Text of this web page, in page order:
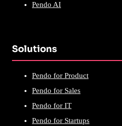
Pendo AI
Solutions
Pendo for Product
Pendo for Sales
Pendo for IT
Pendo for Startups